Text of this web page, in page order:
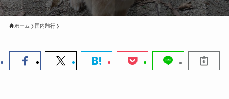
ホーム 国内旅行